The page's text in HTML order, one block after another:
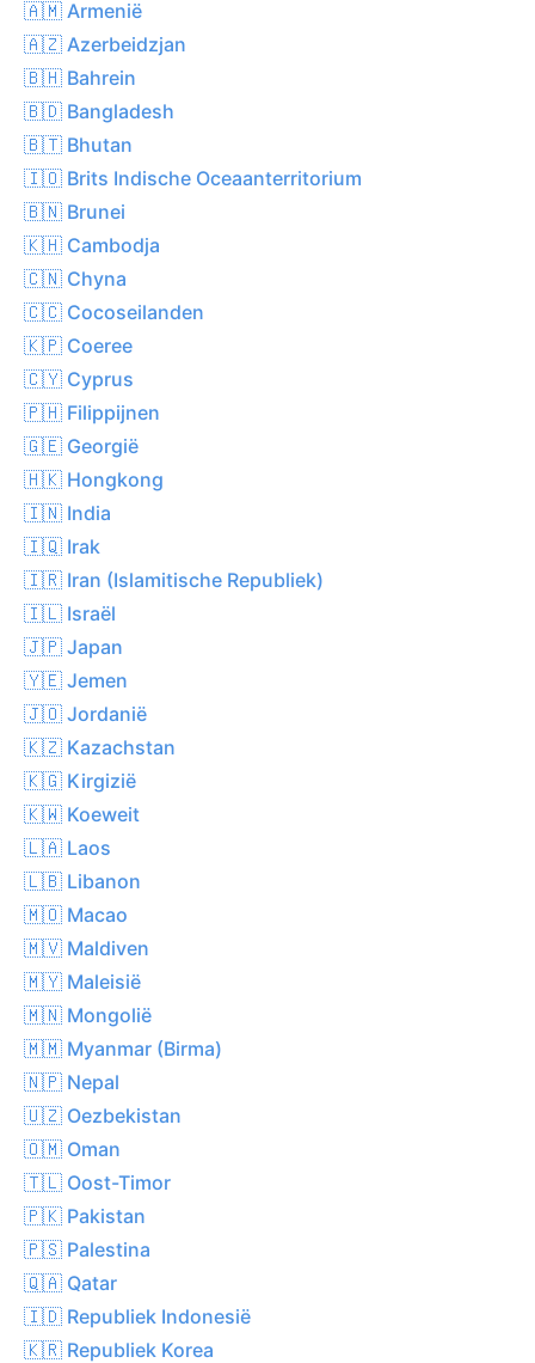
🇦🇲 Armenië
🇦🇿 Azerbeidzjan
🇧🇭 Bahrein
🇧🇩 Bangladesh
🇧🇹 Bhutan
🇮🇴 Brits Indische Oceaanterritorium
🇧🇳 Brunei
🇰🇭 Cambodja
🇨🇳 Chyna
🇨🇨 Cocoseilanden
🇰🇵 Coeree
🇨🇾 Cyprus
🇵🇭 Filippijnen
🇬🇪 Georgië
🇭🇰 Hongkong
🇮🇳 India
🇮🇶 Irak
🇮🇷 Iran (Islamitische Republiek)
🇮🇱 Israël
🇯🇵 Japan
🇾🇪 Jemen
🇯🇴 Jordanië
🇰🇿 Kazachstan
🇰🇬 Kirgizië
🇰🇼 Koeweit
🇱🇦 Laos
🇱🇧 Libanon
🇲🇴 Macao
🇲🇻 Maldiven
🇲🇾 Maleisië
🇲🇳 Mongolië
🇲🇲 Myanmar (Birma)
🇳🇵 Nepal
🇺🇿 Oezbekistan
🇴🇲 Oman
🇹🇱 Oost-Timor
🇵🇰 Pakistan
🇵🇸 Palestina
🇶🇦 Qatar
🇮🇩 Republiek Indonesië
🇰🇷 Republiek Korea